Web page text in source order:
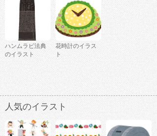
ハンムラビ法典
のイラスト
花時計のイラス
ト
人気のイラスト